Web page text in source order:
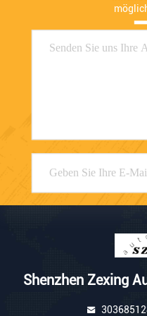
Shenzhen Zexing